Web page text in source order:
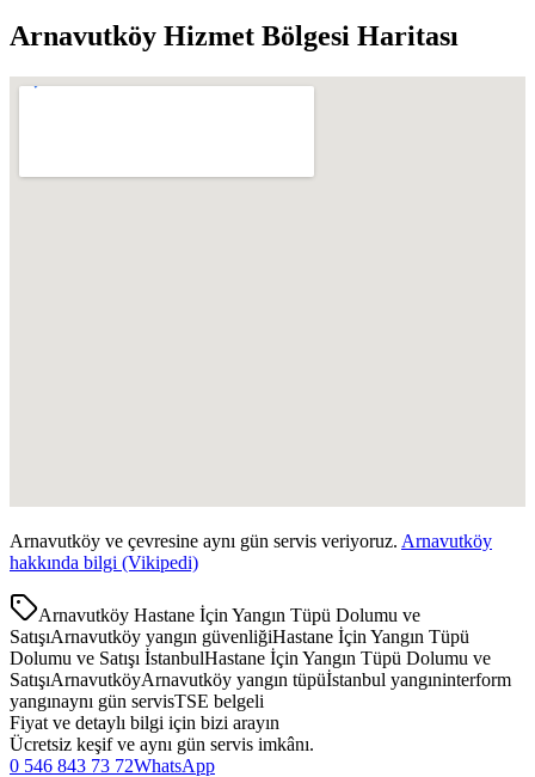
Arnavutköy Hizmet Bölgesi Haritası
Arnavutköy ve çevresine aynı gün servis veriyoruz. Arnavutköy
hakkında bilgi (Vikipedi)
Arnavutköy Hastane İçin Yangın Tüpü Dolumu ve
SatışıArnavutköy yangın güvenliğiHastane İçin Yangın Tüpü
Dolumu ve Satışı İstanbulHastane İçin Yangın Tüpü Dolumu ve
SatışıArnavutköyArnavutköy yangın tüpüİstanbul yangıninterform
yangınaynı gün servisTSE belgeli
Fiyat ve detaylı bilgi için bizi arayın
Ücretsiz keşif ve aynı gün servis imkânı.
0 546 843 73 72WhatsApp